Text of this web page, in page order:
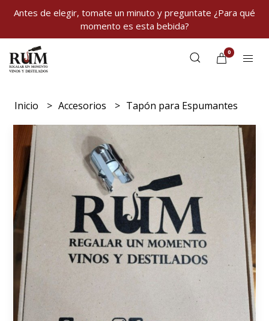
Antes de elegir, tomate un minuto y preguntate ¿Para qué
momento es esta bebida?
0
Inicio Accesorios Tapón para Espumantes